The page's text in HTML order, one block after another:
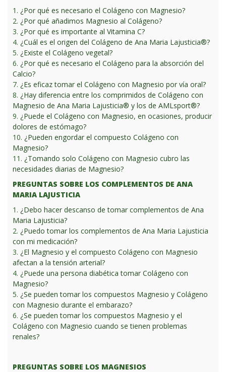
1. ¿Por qué es necesario el Colágeno con Magnesio?
2. ¿Por qué añadimos Magnesio al Colágeno?
3. ¿Por qué es importante al Vitamina C?
4. ¿Cuál es el origen del Colágeno de Ana Maria Lajusticia®?
5. ¿Existe el Colágeno vegetal?
6. ¿Por qué es necesario el Colágeno para la absorción del
Calcio?
7. ¿Es eficaz tomar el Colágeno con Magnesio por vía oral?
8. ¿Hay diferencia entre los comprimidos de Colágeno con
Magnesio de Ana Maria Lajusticia® y los de AMLsport®?
9. ¿Puede el Colágeno con Magnesio, en ocasiones, producir
dolores de estómago?
10. ¿Pueden engordar el compuesto Colágeno con
Magnesio?
11. ¿Tomando solo Colágeno con Magnesio cubro las
necesidades diarias de Magnesio?
PREGUNTAS SOBRE LOS COMPLEMENTOS DE ANA
MARIA LAJUSTICIA
1. ¿Debo hacer descanso de tomar complementos de Ana
Maria Lajusticia?
2. ¿Puedo tomar los complementos de Ana Maria Lajusticia
con mi medicación?
3. ¿El Magnesio y el compuesto Colágeno con Magnesio
afectan a la tensión arterial?
4. ¿Puede una persona diabética tomar Colágeno con
Magnesio?
5. ¿Se pueden tomar los compuestos Magnesio y Colágeno
con Magnesio durante el embarazo?
6. ¿Se pueden tomar los compuestos Magnesio y el
Colágeno con Magnesio cuando se tienen problemas
renales?
PREGUNTAS SOBRE LOS MAGNESIOS